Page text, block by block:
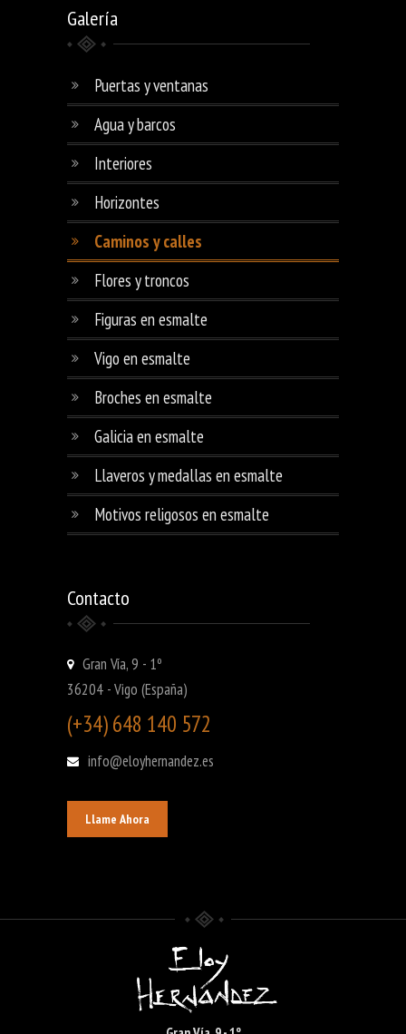
Galería
Puertas y ventanas
Agua y barcos
Interiores
Horizontes
Caminos y calles
Flores y troncos
Figuras en esmalte
Vigo en esmalte
Broches en esmalte
Galicia en esmalte
Llaveros y medallas en esmalte
Motivos religosos en esmalte
Contacto
Gran Vía, 9 - 1º
36204 - Vigo (España)
(+34) 648 140 572
info@eloyhernandez.es
Llame Ahora